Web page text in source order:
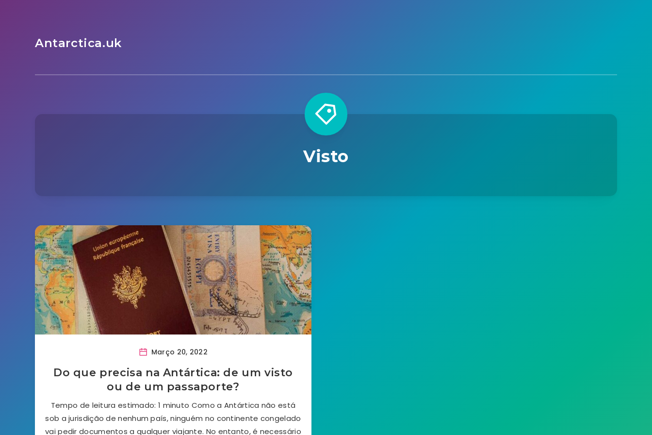
Antarctica.uk
Visto
Março 20, 2022
Do que precisa na Antártica: de um visto
ou de um passaporte?
Tempo de leitura estimado: 1 minuto Como a Antártica não está
sob a jurisdição de nenhum país, ninguém no continente congelado
vai pedir documentos a qualquer viajante. No entanto, é necessário